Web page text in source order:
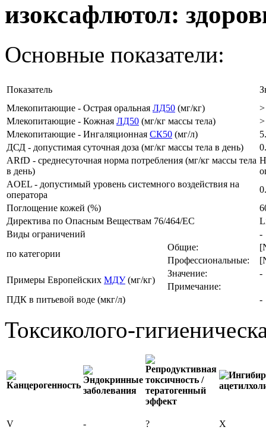
изоксафлютол:
Основные показатели:
Показатель
Млекопитающие - Острая оральная ЛД50 (мг/кг)
Млекопитающие - Кожная ЛД50 (мг/кг массы тела)
Млекопитающие - Ингаляционная СК50 (мг/л)
ДСД - допустимая суточная доза (мг/кг массы тела в день)
ARfD - среднесуточная норма потребления (мг/кг массы тела
в день)
AOEL - допустимый уровень системного воздействия на
оператора
Поглощение кожей (%)
Директива по Опасным Веществам 76/464/ЕС
Виды ограничений
-
по категории
Общие:
Профессиональные:
Примеры Европейских МДУ(мг/кг)
Значение:
-
Примечание:
ПДК в питьевой воде (мкг/л)
-
Токсиколого-
V - ? X